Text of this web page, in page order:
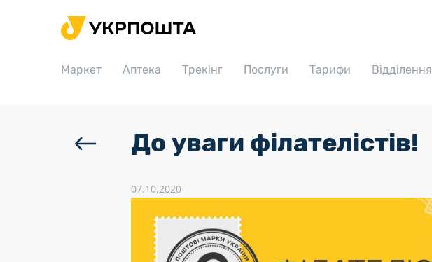
Маркет Аптека Трекінг Послуги Тарифи Відділення
Головна
Аптека
До уваги філателістів!
07.10.2020